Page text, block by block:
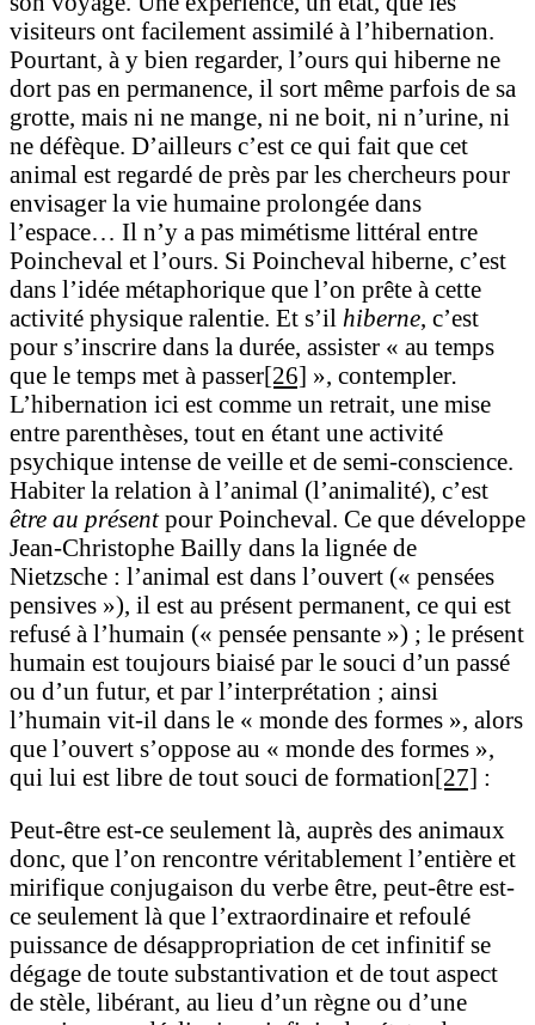
visiteurs ont facilement assimilé à l’hibernation.
Pourtant, à y bien regarder, l’ours qui hiberne ne
dort pas en permanence, il sort même parfois de sa
grotte, mais ni ne mange, ni ne boit, ni n’urine, ni
ne défèque. D’ailleurs c’est ce qui fait que cet
animal est regardé de près par les chercheurs pour
envisager la vie humaine prolongée dans
l’espace… Il n’y a pas mimétisme littéral entre
Poincheval et l’ours. Si Poincheval hiberne, c’est
dans l’idée métaphorique que l’on prête à cette
activité physique ralentie. Et s’il hiberne, c’est
pour s’inscrire dans la durée, assister « au temps
que le temps met à passer[26] », contempler.
L’hibernation ici est comme un retrait, une mise
entre parenthèses, tout en étant une activité
psychique intense de veille et de semi-conscience.
Habiter la relation à l’animal (l’animalité), c’est
être au présentpour Poincheval. Ce que développe
Jean-Christophe Bailly dans la lignée de
Nietzsche : l’animal est dans l’ouvert (« pensées
pensives »), il est au présent permanent, ce qui est
refusé à l’humain (« pensée pensante ») ; le présent
humain est toujours biaisé par le souci d’un passé
ou d’un futur, et par l’interprétation ; ainsi
l’humain vit-il dans le « monde des formes », alors
que l’ouvert s’oppose au « monde des formes »,
qui lui est libre de tout souci de formation[27] :
Peut-être est-ce seulement là, auprès des animaux
donc, que l’on rencontre véritablement l’entière et
mirifique conjugaison du verbe être, peut-être est-
ce seulement là que l’extraordinaire et refoulé
puissance de désappropriation de cet infinitif se
dégage de toute substantivation et de tout aspect
de stèle, libérant, au lieu d’un règne ou d’une